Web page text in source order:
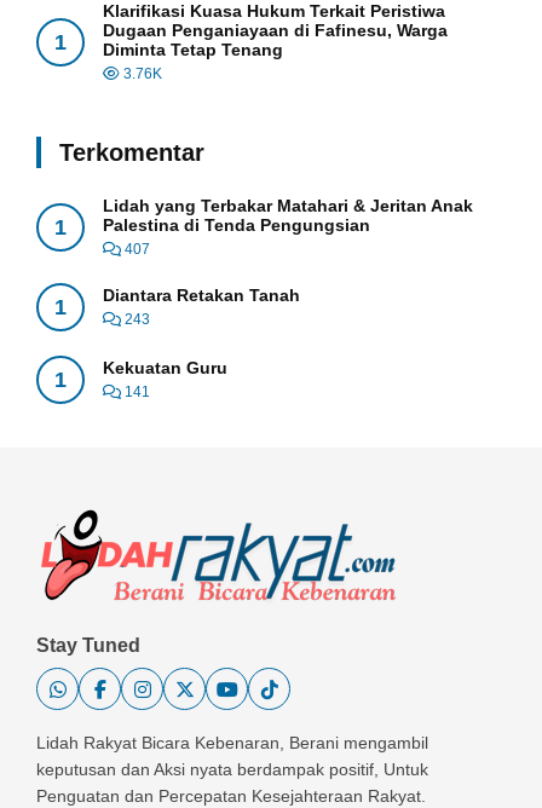
1
Klarifikasi Kuasa Hukum Terkait Peristiwa
Dugaan Penganiayaan di Fafinesu, Warga
Diminta Tetap Tenang
3.76K
Terkomentar
1
Lidah yang Terbakar Matahari & Jeritan Anak
Palestina di Tenda Pengungsian
407
1 Diantara Retakan Tanah
243
1 Kekuatan Guru
141
Stay Tuned
Lidah Rakyat Bicara Kebenaran, Berani mengambil
keputusan dan Aksi nyata berdampak positif, Untuk
Penguatan dan Percepatan Kesejahteraan Rakyat.